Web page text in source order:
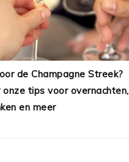
de Champagne Streek?
onze tips voor overnachten,
en meer